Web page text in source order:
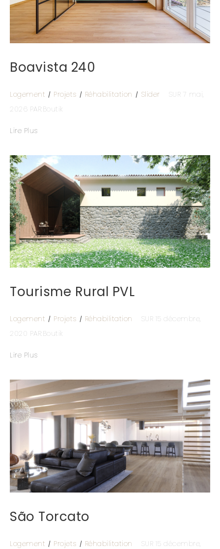
Boavista 240
Logement Projets Réhabilitation Slider
SUR 7 mai,
2026 PAR:Boutik
Lire Plus
Tourisme Rural PVL
Logement Projets Réhabilitation
SUR 15 décembre,
2020
PAR:Boutik
Lire Plus
São Torcato
Logement Projets Réhabilitation
SUR 15 décembre,